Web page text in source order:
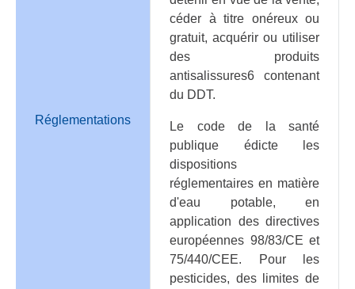
Réglementations
céder à titre onéreux ou
gratuit, acquérir ou utiliser
des produits
antisalissures6 contenant
du DDT.
Le code de la santé
publique édicte les
dispositions
réglementaires en matière
d'eau potable, en
application des directives
européennes 98/83/CE et
75/440/CEE. Pour les
pesticides, des limites de